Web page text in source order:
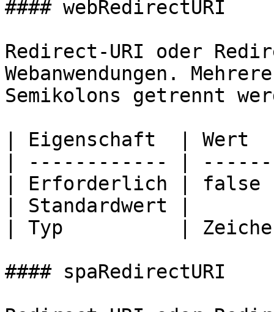
#### webRedirectURI
Redirect-URI oder
Webanwendungen.
Semikolons getrennt
| Eigenschaft  |
| ------------ |
| Erforderlich |
| Standardwert |
| Typ          |
#### spaRedirectURI